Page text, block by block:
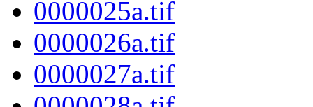
0000025a.tif
0000026a.tif
0000027a.tif